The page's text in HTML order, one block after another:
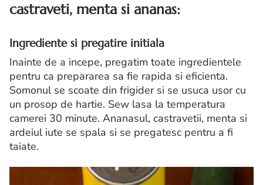
castraveti, menta si ananas:
Ingrediente si pregatire initiala
Inainte de a incepe, pregatim toate ingredientele
pentru ca prepararea sa fie rapida si eficienta.
Somonul se scoate din frigider si se usuca usor cu
un prosop de hartie. Sew lasa la temperatura
camerei 30 minute. Ananasul, castravetii, menta si
ardeiul iute se spala si se pregatesc pentru a fi
taiate.